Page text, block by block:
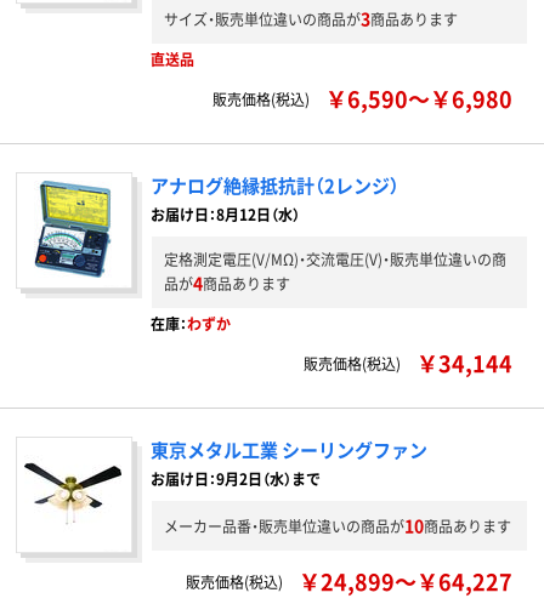
サイズ・販売単位違いの商品が3商品あります
直送品
販売価格(税込)
￥6,590～￥6,980
アナログ絶縁抵抗計（2レンジ）
お届け日：8月12日（水）
定格測定電圧(V/MΩ)・交流電圧(V)・販売単位違いの商
品が4商品あります
在庫：わずか
販売価格(税込)
￥34,144
東京メタル工業 シーリングファン
お届け日：9月2日（水）まで
メーカー品番・販売単位違いの商品が10商品あります
販売価格(税込) ￥24,899～￥64,227